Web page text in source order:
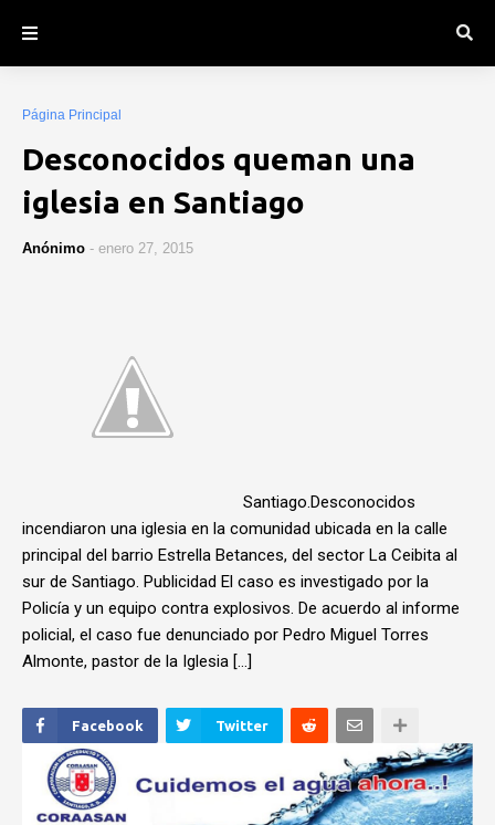
Página Principal
Desconocidos queman una
iglesia en Santiago
Anónimo - enero 27, 2015
Santiago.Desconocidos
incendiaron una iglesia en la comunidad ubicada en la calle
principal del barrio Estrella Betances, del sector La Ceibita al
sur de Santiago. Publicidad El caso es investigado por la
Policía y un equipo contra explosivos. De acuerdo al informe
policial, el caso fue denunciado por Pedro Miguel Torres
Almonte, pastor de la Iglesia […]
Facebook Twitter